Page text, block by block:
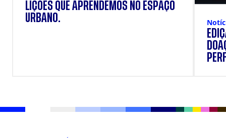
LIÇÕES QUE APRENDEMOS NO ESPAÇO
URBANO.